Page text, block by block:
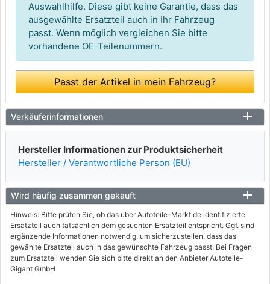
Auswahlhilfe. Diese gibt keine Garantie, dass das
ausgewählte Ersatzteil auch in Ihr Fahrzeug
passt. Wenn möglich vergleichen Sie bitte
vorhandene OE-Teilenummern.
Passt der Artikel in mein Fahrzeug?
Verkäuferinformationen
Hersteller Informationen zur Produktsicherheit
Hersteller / Verantwortliche Person (EU)
Wird häufig zusammen gekauft
Hinweis: Bitte prüfen Sie, ob das über Autoteile-Markt.de identifizierte
Ersatzteil auch tatsächlich dem gesuchten Ersatzteil entspricht. Ggf. sind
ergänzende Informationen notwendig, um sicherzustellen, dass das
gewählte Ersatzteil auch in das gewünschte Fahrzeug passt. Bei Fragen
zum Ersatzteil wenden Sie sich bitte direkt an den Anbieter Autoteile-
Gigant GmbH